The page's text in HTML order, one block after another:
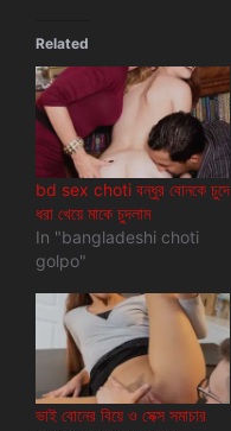
Related
bd sex choti বন্ধুর বোনকে চুদে
ধরা খেয়ে মাকে চুদলাম
In "bangladeshi choti
golpo"
ভাই বোনের বিয়ে ও সেক্স সমাচার